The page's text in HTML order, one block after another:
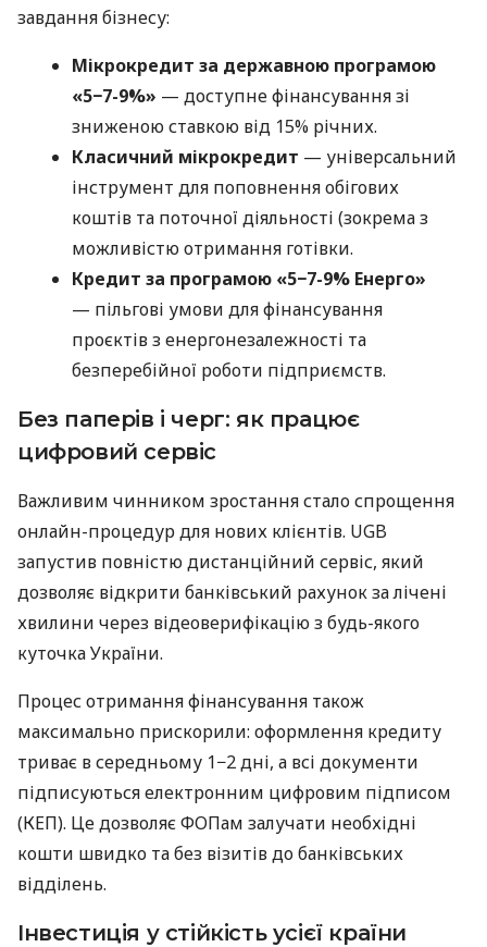
завдання бізнесу:
Мікрокредит за державною програмою
«5−7-9%» — доступне фінансування зі
зниженою ставкою від 15% річних.
Класичний мікрокредит — універсальний
інструмент для поповнення обігових
коштів та поточної діяльності (зокрема з
можливістю отримання готівки.
Кредит за програмою «5−7-9% Енерго»
— пільгові умови для фінансування
проєктів з енергонезалежності та
безперебійної роботи підприємств.
Без паперів і черг: як працює
цифровий сервіс
Важливим чинником зростання стало спрощення
онлайн-процедур для нових клієнтів. UGB
запустив повністю дистанційний сервіс, який
дозволяє відкрити банківський рахунок за лічені
хвилини через відеоверифікацію з будь-якого
куточка України.
Процес отримання фінансування також
максимально прискорили: оформлення кредиту
триває в середньому 1−2 дні, а всі документи
підписуються електронним цифровим підписом
(КЕП). Це дозволяє ФОПам залучати необхідні
кошти швидко та без візитів до банківських
відділень.
Інвестиція у стійкість усієї країни